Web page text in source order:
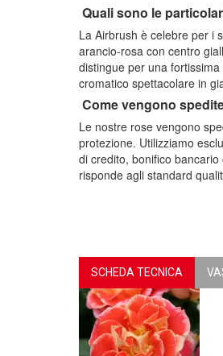
Quali sono le
La Airbrush è celebre per i
arancio-rosa con centro
distingue per una
cromatico spettacolare in
Come vengono
Le nostre rose vengono
protezione. Utilizziamo
di credito, bonifico
risponde agli standard
SCHEDA TECNICA